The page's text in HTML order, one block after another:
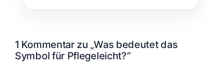
1 Kommentar zu „Was bedeutet das
Symbol für Pflegeleicht?“